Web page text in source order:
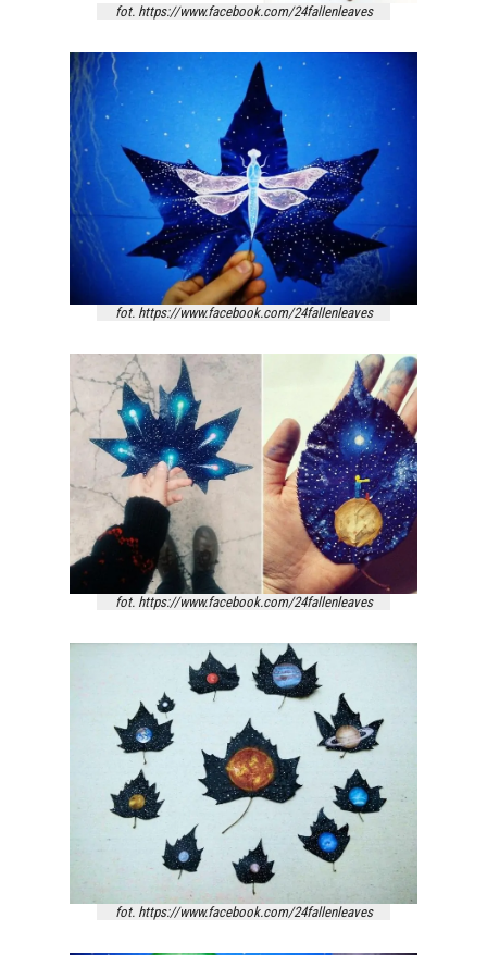
fot. https://www.facebook.com/24fallenleaves
fot. https://www.facebook.com/24fallenleaves
fot. https://www.facebook.com/24fallenleaves
fot. https://www.facebook.com/24fallenleaves